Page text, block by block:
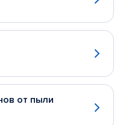
от пыли